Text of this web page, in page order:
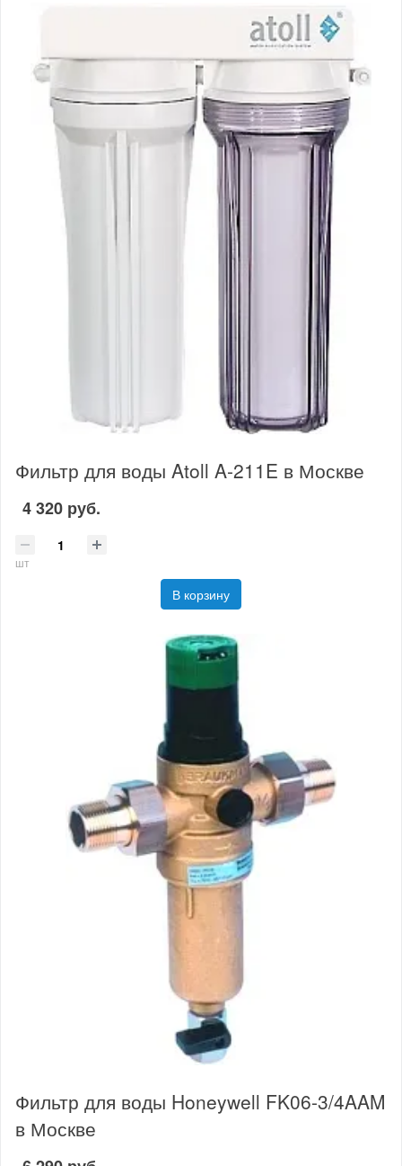
Фильтр для воды Atoll A-211E в Москве
4 320 руб.
шт
В корзину
Фильтр для воды Honeywell FK06-3/4AAM
в Москве